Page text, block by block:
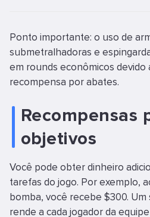
Ponto importante: o uso de
submetralhadoras e
em rounds econômicos devido
recompensa por abates.
Recompensas
objetivos
Você pode obter dinheiro
tarefas do jogo. Por exemplo,
bomba, você recebe $300.
rende a cada jogador da